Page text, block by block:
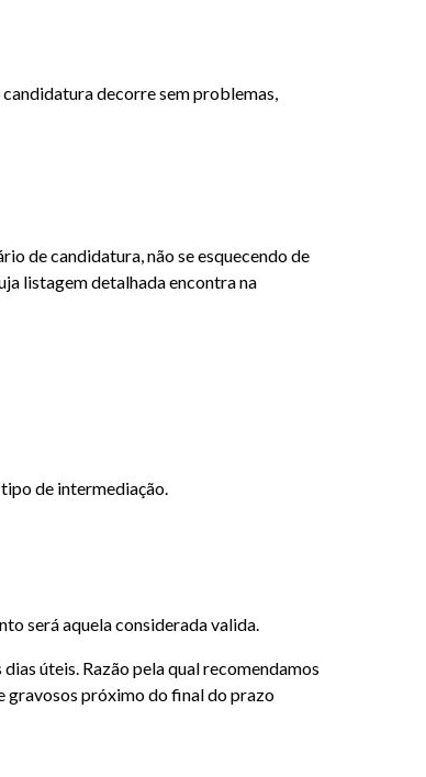
decorre sem problemas,
de candidatura, não se esquecendo de
listagem detalhada encontra na
de intermediação.
será aquela considerada valida.
úteis. Razão pela qual recomendamos
gravosos próximo do final do prazo